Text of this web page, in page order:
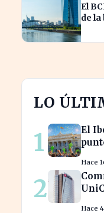
El
de
LO
1
El
Hace
2
Hace